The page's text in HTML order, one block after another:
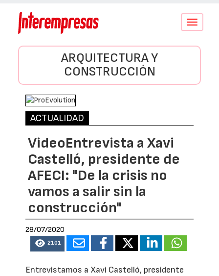
Conmutar
ARQUITECTURA Y
CONSTRUCCIÓN
ACTUALIDAD
VideoEntrevista a Xavi
Castelló, presidente de
AFECI: "De la crisis no
vamos a salir sin la
construcción"
28/07/2020
2101
Entrevistamos a Xavi Castelló, presidente